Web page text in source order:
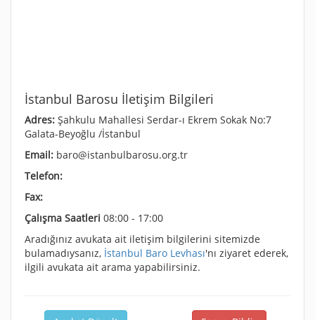
İstanbul Barosu İletişim Bilgileri
Adres: Şahkulu Mahallesi Serdar-ı Ekrem Sokak No:7
Galata-Beyoğlu /İstanbul
Email: baro@istanbulbarosu.org.tr
Telefon:
Fax:
Çalışma Saatleri 08:00 - 17:00
Aradığınız avukata ait iletişim bilgilerini sitemizde
bulamadıysanız, İstanbul Baro Levhası'nı ziyaret ederek,
ilgili avukata ait arama yapabilirsiniz.